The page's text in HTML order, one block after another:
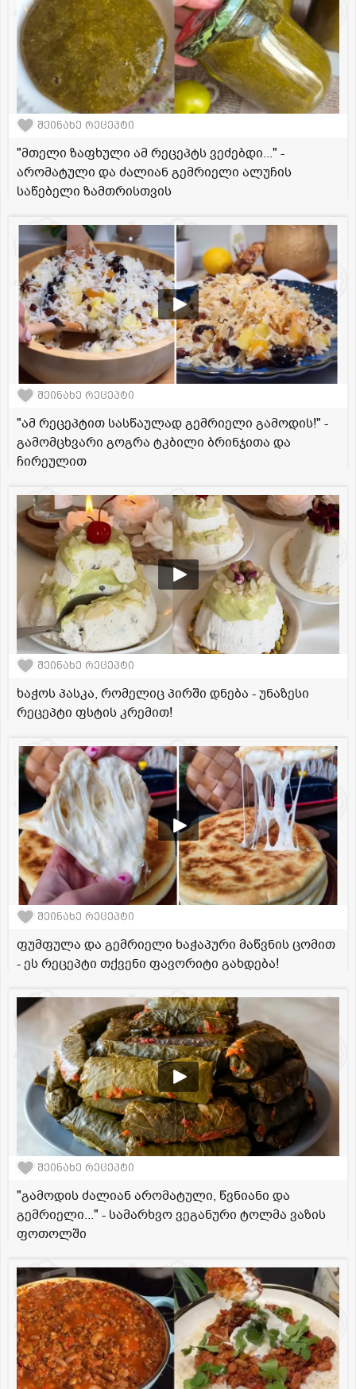
შეინახე რეცეპტი
"მთელი ზაფხული ამ რეცეპტს ვეძებდი..." -
არომატული და ძალიან გემრიელი ალუჩის
საწებელი ზამთრისთვის
შეინახე რეცეპტი
"ამ რეცეპტით სასწაულად გემრიელი გამოდის!" -
გამომცხვარი გოგრა ტკბილი ბრინჯითა და
ჩირეულით
შეინახე რეცეპტი
ხაჭოს პასკა, რომელიც პირში დნება - უნაზესი
რეცეპტი ფსტის კრემით!
შეინახე რეცეპტი
ფუმფულა და გემრიელი ხაჭაპური მაწვნის ცომით
- ეს რეცეპტი თქვენი ფავორიტი გახდება!
შეინახე რეცეპტი
"გამოდის ძალიან არომატული, წვნიანი და
გემრიელი..." - სამარხვო ვეგანური ტოლმა ვაზის
ფოთოლში